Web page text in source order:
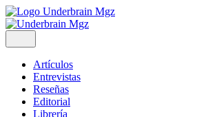
Artículos
Entrevistas
Reseñas
Editorial
Librería